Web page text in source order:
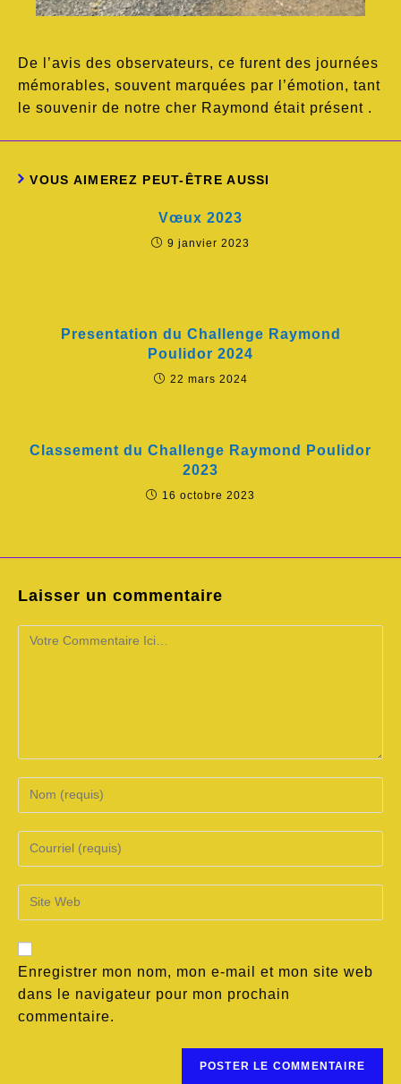
De l’avis des observateurs, ce furent des journées
mémorables, souvent marquées par l’émotion, tant
le souvenir de notre cher Raymond était présent .
VOUS AIMEREZ PEUT-ÊTRE AUSSI
Vœux 2023
9 janvier 2023
Presentation du Challenge Raymond
Poulidor 2024
22 mars 2024
Classement du Challenge Raymond Poulidor
2023
16 octobre 2023
Laisser un commentaire
Enregistrer mon nom, mon e-mail et mon site web
dans le navigateur pour mon prochain
commentaire.